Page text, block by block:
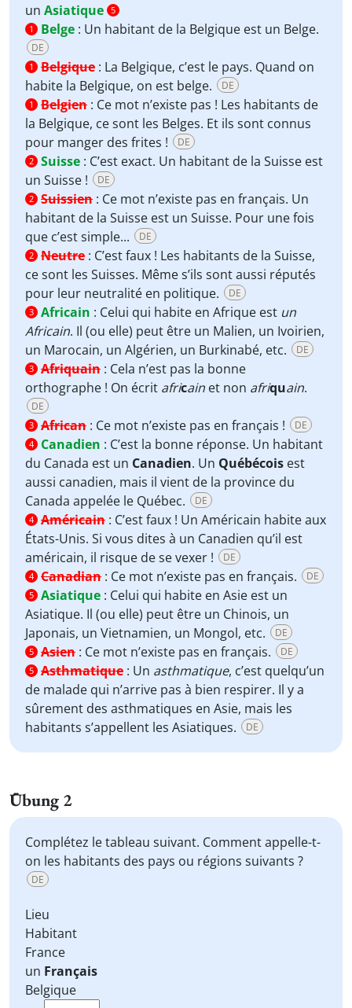
un Asiatique 5
1
Belge : Un habitant de la Belgique est un Belge.
DE
1 Belgique : La Belgique, c’est le pays. Quand on
habite la Belgique, on est belge.
DE
1 Belgien : Ce mot n’existe pas ! Les habitants de
la Belgique, ce sont les Belges. Et ils sont connus
pour manger des frites !
DE
2 Suisse : C’est exact. Un habitant de la Suisse est
un Suisse !
DE
2 Suissien : Ce mot n’existe pas en français. Un
habitant de la Suisse est un Suisse. Pour une fois
que c’est simple...
DE
2 Neutre : C’est faux ! Les habitants de la Suisse,
ce sont les Suisses. Même s’ils sont aussi réputés
pour leur neutralité en politique.
DE
3 Africain : Celui qui habite en Afrique est un
Africain. Il (ou elle) peut être un Malien, un Ivoirien,
un Marocain, un Algérien, un Burkinabé, etc.
DE
3 Afriquain : Cela n’est pas la bonne
orthographe ! On écrit africain et non afriquain.
DE
3 African : Ce mot n’existe pas en français ! DE
4 Canadien : C’est la bonne réponse. Un habitant
du Canada est un Canadien. Un Québécois est
aussi canadien, mais il vient de la province du
Canada appelée le Québec.
DE
4 Américain : C’est faux ! Un Américain habite aux
États-Unis. Si vous dites à un Canadien qu’il est
américain, il risque de se vexer !
DE
4 Canadian : Ce mot n’existe pas en français. DE
5 Asiatique : Celui qui habite en Asie est un
Asiatique. Il (ou elle) peut être un Chinois, un
Japonais, un Vietnamien, un Mongol, etc.
DE
5 Asien : Ce mot n’existe pas en français. DE
5 Asthmatique : Un asthmatique, c’est quelqu’un
de malade qui n’arrive pas à bien respirer. Il y a
sûrement des asthmatiques en Asie, mais les
habitants s’appellent les Asiatiques.
DE
Übung 2
Complétez le tableau suivant. Comment appelle-t-
on les habitants des pays ou régions suivants ?
DE
Lieu
Habitant
France
un Français
Belgique